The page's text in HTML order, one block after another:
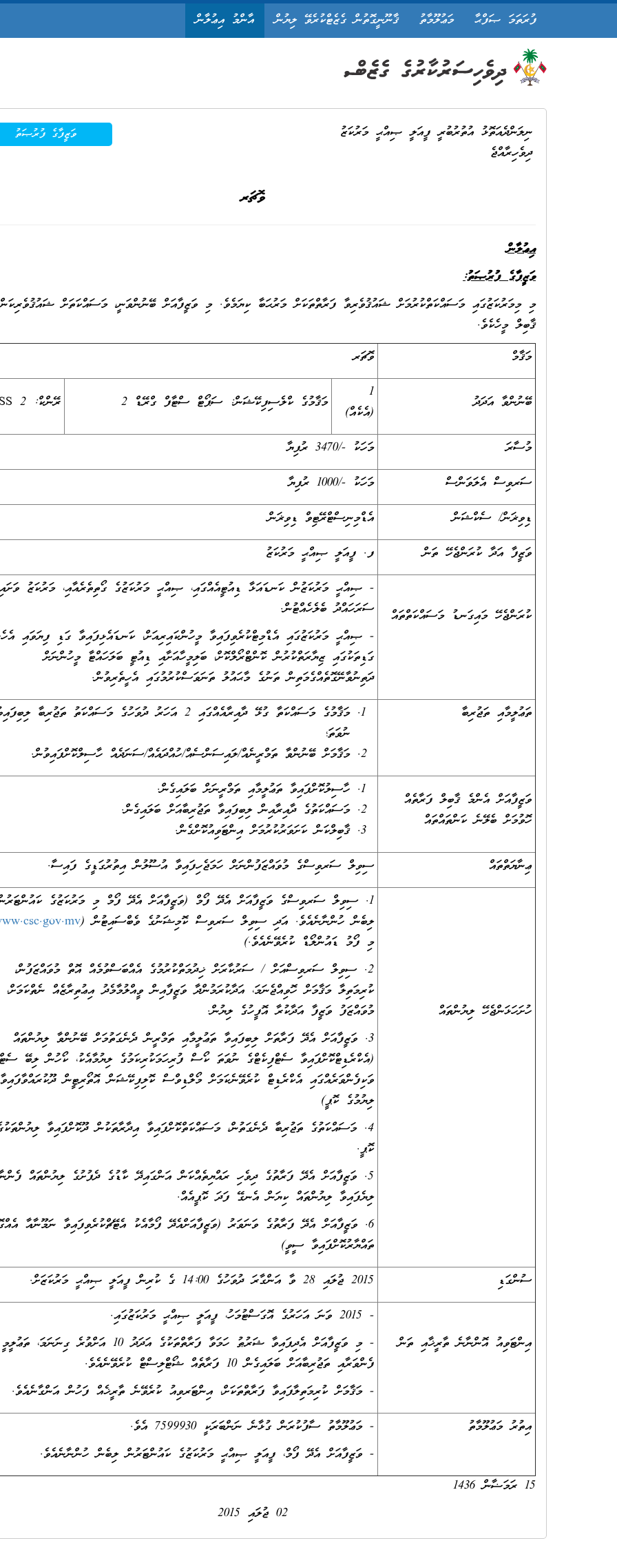
ފުރަތަމަ ޞަފްޙާ މަޢުލޫމާތު ޤާނޫނީގޮތުން ގެޒެޓްކުރެވޭ ލިޔުން އާންމު އިޢުލާން
ވަޒީފާގެ ފުރުޞަތު
ނިލަންދެއަތޮޅު އުތުރުބުރީ ފީއަލީ ޞިއްޙީ މަރުކަޒު
ދިވެހިރާއްޖެ
ވޮޗަރ
އިޢުލާން
ވަޒީފާގެ ފުރުޞަތު:
މި މިމަރުކަޒުގައި މަސައްކަތްކުރުމަށް ޝައުޤުވެރިވާ ފަރާތްތަކަށް މަރުޙަބާ ކިޔަމެވެ. މި ވަޒީފާއަށް ބޭނުންވަނީ، މަސައްކަތަށް
ޤާބިލް މީހެކެވެ.
މަޤާމް
ވޮޗަރ
ބޭނުންވާ އަދަދު
1
(އެކެއް)
މަޤާމުގެ ކްލެސިފިކޭޝަން: ސަޕޯޓް ސްޓާފް ގްރޭޑް 2 ރޭންކް: SS 2
މުސާރަ
މަހަކު -/3470 ރުފިޔާ
ސަރވިސް އެލަވަންސް
މަހަކު -/1000 ރުފިޔާ
ޑިވިޜަން/ ސެކްޝަން
އެޑްމިނިސްޓްރޭޓިވް ޑިވިޜަން
ވަޒީފާ އަދާ ކުރަންޖެހޭ ތަން
ފ. ފީއަލީ ޞިއްޙީ މަރުކަޒު
ކުރަންޖެހޭ މައިގަނޑު މަސައްކަތްތައް
- ޞިއްޙީ މަރުކަޒުން ކަނޑައަޅާ ޑިއުޓީއެއްގައި، ޞިއްޙީ މަރުކަޒުގެ ގޯތިތެރެއާއި، މަރުކަޒު
ސަރަހައްދު ބެލެހެއްޓުން.
- ޞިއްޙީ މަރުކަޒުގައި އެޑްމިޓްކުރެވިފައިވާ މީހުންކައިރިއަށް، ކަނޑައެޅިފައިވާ ގަޑި ފިޔަވައި
ގަޑިތަކުގައި ޒިޔާރަތްކުރުން ކޮންޓްރޯލްކޮށް، ބަލިމީހާއަށާއި ޑިއުޓީ ބަލަހައްޓާ މީހުންނަށް
ދަތިނުވާނޭގޮތެއްގެމަތިން ތަނުގެ މާޙައުލު ތަނަވަސްކުރުމުގައި އެހީތެރިވުން.
ތަޢުލީމާއި ތަޖުރިބާ
މަޤާމުގެ މަސައްކަތާ ގުޅޭ ދާއިރާއެއްގައި 2 އަހަރު ދުވަހުގެ މަސައްކަތު ތަޖުރިބާ
ނުވަތަ؛
މަޤާމަށް ބޭނުންވާ ތަމްރީނެއް/ލައިސަންސެއް/ހުއްދައެއް/ސަނަދެއް ހާސިލްކޮށްފައިވުން.
ވަޒީފާއަށް އެންމެ ޤާބިލް ފަރާތެއް
ހޮވުމަށް ބެލޭނެ ކަންތައްތައް
ހާސިލުކޮށްފައިވާ ތަޢުލީމާއި ތަމްރީނަށް ބަލައިގެން.
މަސައްކަތުގެ ދާއިރާއިން ލިބިފައިވާ ތަޖުރިބާއަށް ބަލައިގެން.
ޤާބިލްކަން ކަށަވަރުކުރުމަށް އިންޓަވިއުކޮށްގެން.
ޢިނާޔަތްތައް
ސިވިލް ސަރވިސްގެ މުވައްޒަފުންނަށް ހަމަޖެހިފައިވާ އުސޫލުން އިތުރުގަޑީގެ ފައިސާ.
ހުށަހަޅަންޖެހޭ ލިޔުންތައް
1. ސިވިލް ސަރވިސްގެ ވަޒީފާއަށް އެދޭ ފޯމް (ވަޒީފާއަށް އެދޭ ފޯމް މި މަރުކަޒުގެ
ލިބެން ހުންނާނެއެވެ. އަދި ސިވިލް ސަރވިސް ކޮމިޝަނުގެ ވެބްސައިޓުން (
މި ފޯމު ޑައުންލޯޑް ކުރެވޭނެއެވެ.)
2. ސިވިލް ސަރވިސްއަށް / ސަރުކާރަށް ޚިދުމަތްކުރުމުގެ އެއްބަސްވުމެއް އޮތް މުވައްޒަފުން،
ކުރިމަތިލާ މަޤާމަށް ހޮވިއްޖެނަމަ، އަދާކުރަމުންދާ ވަޒީފާއިން ވީއްލުމާމެދު އިޢުތިރާޒެއް ނެތްކަމަށް،
މުވައްޒަފު ވަޒީފާ އަދާކުރާ އޮފީހުގެ ލިޔުން.
3. ވަޒީފާއަށް އެދޭ ފަރާތަށް ލިބިފައިވާ ތަޢުލީމާއި ތަމްރީން ދެނެގަތުމަށް ބޭނުންވާ ލިޔުންތައް
(އެކްރެޑިޓްކޮށްފައިވާ ސެޓްފިކެޓްގެ ނުވަތަ ކޯސް ފުރިހަމަކުރިކަމުގެ ލިޔުމާއެކު، ކޯހުން ލިބޭ
ވަކިފެންވަރެއްގައި އެކްރެޑިޓް ކުރެވޭނެކަމަށް މޯލްޑިވްސް ކޮލިފިކޭޝަން އޮތޯރިޓީން ދޫކުރައްވާފައިވާ
ލިޔުމުގެ ކޮޕީ)
4. މަސައްކަތުގެ ތަޖުރިބާ ދެނެގަތުން، މަސައްކަތްކޮށްފައިވާ އިދާރާތަކުން ދޫކޮށްފައިވާ
ކޮޕީ.
5. ވަޒީފާއަށް އެދޭ ފަރާތުގެ ދިވެހި ރައްޔިތެއްކަން އަންގައިދޭ ކާޑުގެ ދެފުށުގެ ލިޔުންތައް
ލިޔެފައިވާ ލިޔުންތައް ކިޔަން އެނގޭ ފަދަ ކޮޕީއެއް.
6. ވަޒީފާއަށް އެދޭ ފަރާތުގެ ވަނަވަރު (ވަޒީފާއަށްއެދޭ ފޯމާއެކު އެޓޭޗްކުރެވިފައިވާ ނަމޫނާއާ
ތައްޔާރުކޮށްފައިވާ ސީވީ)
ސުންގަޑި
2015 ޖުލައި 28 ވާ އަންގާރަ ދުވަހުގެ 14:00 ގެ ކުރިން ފީއަލީ ޞިއްޙީ މަރުކަޒަށް.
އިންޓަވިއު އޮންނާނެ ތާރީޚާއި ތަން
- 2015 ވަނަ އަހަރުގެ އޮގަސްޓުމަހު، ފީއަލީ ޞިއްޙީ މަރުކަޒުގައި.
- މި ވަޒީފާއަށް އެދިފައިވާ ޝަރުޠު ހަމަވާ ފަރާތްތަކުގެ އަދަދު 10 އަށްވުރެ ގިނަނަމަ، ތަޢުލީމީ
ފެންވަރާއި ތަޖުރިބާއަށް ބަލައިގެން 10 ފަރާތެއް ޝޯޓްލިސްޓް ކުރެވޭނެއެވެ.
- މަޤާމަށް ކުރިމަތިލާފައިވާ ފަރާތްތަކަށް، އިންޓަރވިއު ކުރެވޭނެ ތާރީޚެއް ފަހުން އަންގާނެއެވެ.
އިތުރު މަޢުލޫމާތު
- މަޢުލޫމާތު ސާފުކުރަން ގުޅާނެ ނަންބަރަކީ 7599930 އެވެ.
- ވަޒީފާއަށް އެދޭ ފޯމް، ފީއަލީ ޞިއްޙީ މަރުކަޒުގެ ކައުންޓަރުން ލިބެން ހުންނާނެއެވެ.
15 ރަމަޟާން 1436
02 ޖުލައި 2015